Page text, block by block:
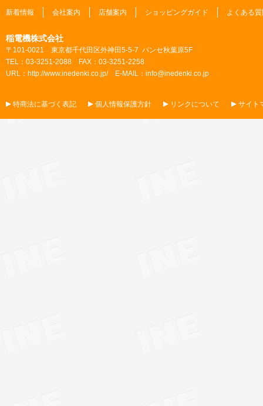
新着情報 会社案内 店舗案内 ショッピングガイド よくある
稲電機株式会社
〒101-0021 東京都千代田区外神田5-5-7 パンセ秋葉原5F
TEL：03-3251-2088 FAX：03-3251-2258
URL： http://www.inedenki.co.jp/E-MAIL： info@inedenki.co.jp
特商法に基づく表記 個人情報保護方針 リンクについて サイト